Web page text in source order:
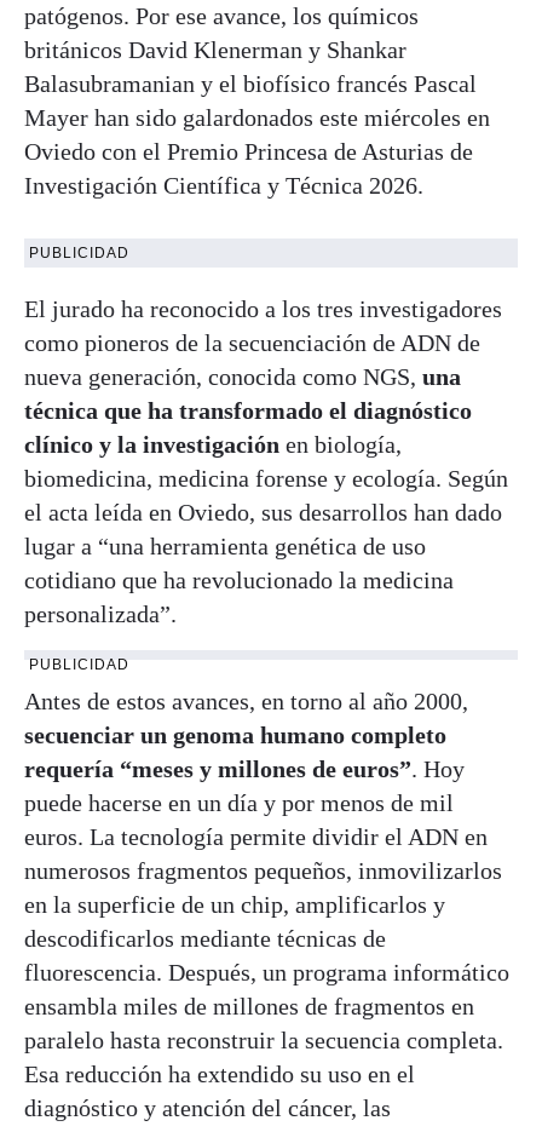
patógenos. Por ese avance, los químicos
británicos David Klenerman y Shankar
Balasubramanian y el biofísico francés Pascal
Mayer han sido galardonados este miércoles en
Oviedo con el Premio Princesa de Asturias de
Investigación Científica y Técnica 2026.
PUBLICIDAD
El jurado ha reconocido a los tres investigadores
como pioneros de la secuenciación de ADN de
nueva generación, conocida como NGS, una
técnica que ha transformado el diagnóstico
clínico y la investigación en biología,
biomedicina, medicina forense y ecología. Según
el acta leída en Oviedo, sus desarrollos han dado
lugar a “una herramienta genética de uso
cotidiano que ha revolucionado la medicina
personalizada”.
PUBLICIDAD
Antes de estos avances, en torno al año 2000,
secuenciar un genoma humano completo
requería “meses y millones de euros”. Hoy
puede hacerse en un día y por menos de mil
euros. La tecnología permite dividir el ADN en
numerosos fragmentos pequeños, inmovilizarlos
en la superficie de un chip, amplificarlos y
descodificarlos mediante técnicas de
fluorescencia. Después, un programa informático
ensambla miles de millones de fragmentos en
paralelo hasta reconstruir la secuencia completa.
Esa reducción ha extendido su uso en el
diagnóstico y atención del cáncer, las